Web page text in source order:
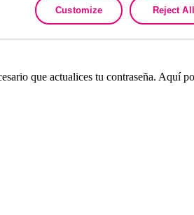
que actualices tu contraseña. Aquí
Reject All
Customize